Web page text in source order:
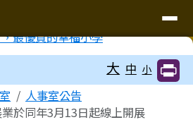
大 中 小
人事室公告
於同年3月13日起線上開展